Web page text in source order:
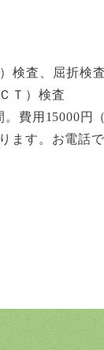
検査、屈折検
Ｔ）検査
費用15000円
ます。お電話